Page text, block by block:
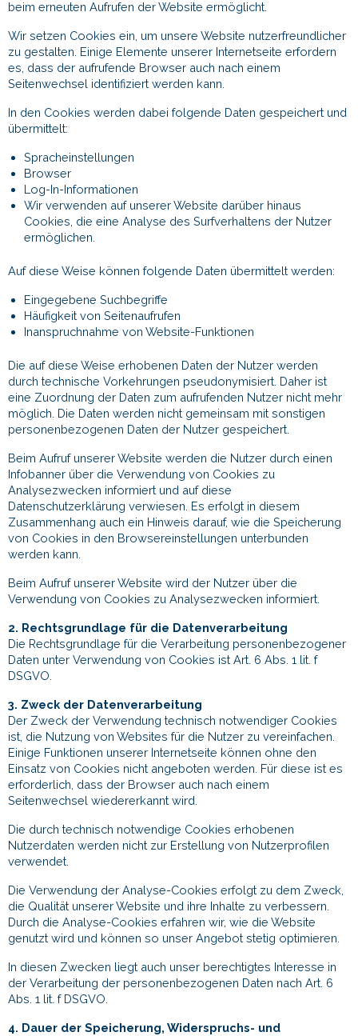
beim erneuten Aufrufen der Website ermöglicht.
Wir setzen Cookies ein, um unsere Website nutzerfreundlicher
zu gestalten. Einige Elemente unserer Internetseite erfordern
es, dass der aufrufende Browser auch nach einem
Seitenwechsel identifiziert werden kann.
In den Cookies werden dabei folgende Daten gespeichert und
übermittelt:
Spracheinstellungen
Browser
Log-In-Informationen
Wir verwenden auf unserer Website darüber hinaus
Cookies, die eine Analyse des Surfverhaltens der Nutzer
ermöglichen.
Auf diese Weise können folgende Daten übermittelt werden:
Eingegebene Suchbegriffe
Häufigkeit von Seitenaufrufen
Inanspruchnahme von Website-Funktionen
Die auf diese Weise erhobenen Daten der Nutzer werden
durch technische Vorkehrungen pseudonymisiert. Daher ist
eine Zuordnung der Daten zum aufrufenden Nutzer nicht mehr
möglich. Die Daten werden nicht gemeinsam mit sonstigen
personenbezogenen Daten der Nutzer gespeichert.
Beim Aufruf unserer Website werden die Nutzer durch einen
Infobanner über die Verwendung von Cookies zu
Analysezwecken informiert und auf diese
Datenschutzerklärung verwiesen. Es erfolgt in diesem
Zusammenhang auch ein Hinweis darauf, wie die Speicherung
von Cookies in den Browsereinstellungen unterbunden
werden kann.
Beim Aufruf unserer Website wird der Nutzer über die
Verwendung von Cookies zu Analysezwecken informiert.
2. Rechtsgrundlage für die Datenverarbeitung
Die Rechtsgrundlage für die Verarbeitung personenbezogener
Daten unter Verwendung von Cookies ist Art. 6 Abs. 1 lit. f
DSGVO.
3. Zweck der Datenverarbeitung
Der Zweck der Verwendung technisch notwendiger Cookies
ist, die Nutzung von Websites für die Nutzer zu vereinfachen.
Einige Funktionen unserer Internetseite können ohne den
Einsatz von Cookies nicht angeboten werden. Für diese ist es
erforderlich, dass der Browser auch nach einem
Seitenwechsel wiedererkannt wird.
Die durch technisch notwendige Cookies erhobenen
Nutzerdaten werden nicht zur Erstellung von Nutzerprofilen
verwendet.
Die Verwendung der Analyse-Cookies erfolgt zu dem Zweck,
die Qualität unserer Website und ihre Inhalte zu verbessern.
Durch die Analyse-Cookies erfahren wir, wie die Website
genutzt wird und können so unser Angebot stetig optimieren.
In diesen Zwecken liegt auch unser berechtigtes Interesse in
der Verarbeitung der personenbezogenen Daten nach Art. 6
Abs. 1 lit. f DSGVO.
4. Dauer der Speicherung, Widerspruchs- und